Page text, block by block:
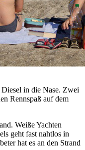
in die Nase. Zwei
Rennspaß auf dem
Weiße Yachten
geht fast nahtlos in
hat es an den Strand